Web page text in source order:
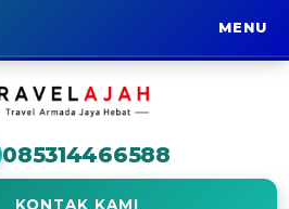
MENU
085314466588
KONTAK KAMI